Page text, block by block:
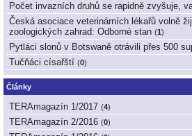
Počet invazních druhů se rapidně zvyšuje,
Česká asociace veterinárních lékařů volně
zoologických zahrad: Odborné stan (1)
Pytláci slonů v Botswaně otrávili přes 500
Tučňáci císařští (0)
Články
TERAmagazín 1/2017 (4)
TERAmagazín 2/2016 (0)